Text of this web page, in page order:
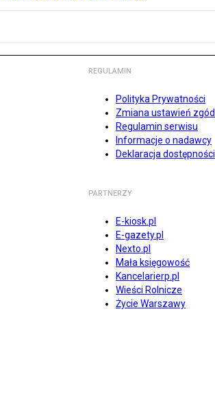
REGULAMIN
Polityka Prywatności
Zmiana ustawień zgód
Regulamin serwisu
Informacje o nadawcy
Deklaracja dostępności
PARTNERZY
E-kiosk.pl
E-gazety.pl
Nexto.pl
Mała księgowość
Kancelarierp.pl
Wieści Rolnicze
Życie Warszawy